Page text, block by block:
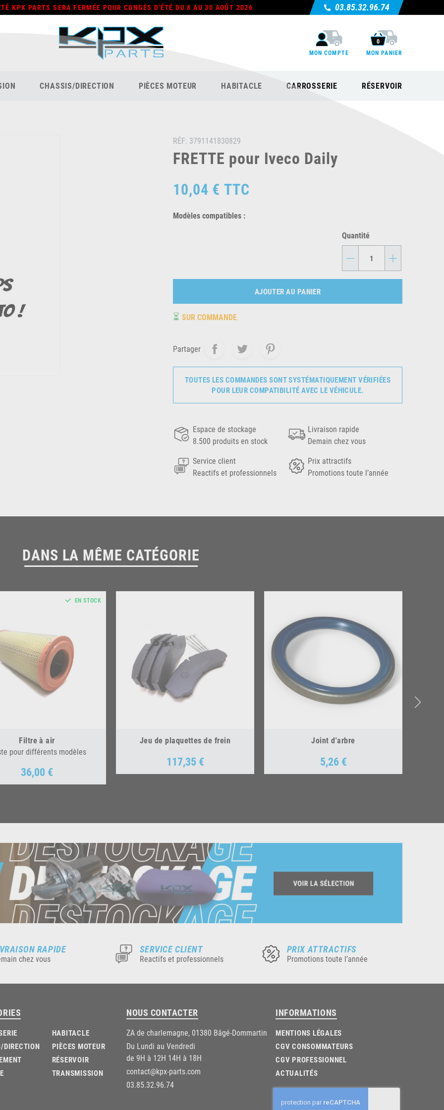
KPX PARTS SERA FERMÉE POUR CONGÉS D'ÉTÉ DU 8 AU 30 AOÛT 2026 03.85.32.96.74
MON COMPTE
0
MON PANIER
CHASSIS/DIRECTION PIÈCES MOTEUR HABITACLE CARROSSERIE RÉSERVOIR
RÉF: 3791141830829
FRETTE pour Iveco Daily
10,04 € TTC
Modèles compatibles :
Quantité
- +
AJOUTER AU PANIER
⏳ SUR COMMANDE
Partager
TOUTES LES COMMANDES SONT SYSTÉMATIQUEMENT VÉRIFIÉES
POUR LEUR COMPATIBILITÉ AVEC LE VÉHICULE.
Espace de stockage
8.500 produits en stock
Livraison rapide
Demain chez vous
Service client
Reactifs et professionnels
Prix attractifs
Promotions toute l’année
DANS LA MÊME CATÉGORIE
Filtre à air
pour différents modèles
Prix
36,00 €
EN STOCK
Jeu de plaquettes de frein
Prix
117,35 €
Joint d'arbre
Prix
5,26 €
RAPIDE
chez vous
SERVICE CLIENT
Reactifs et professionnels
PRIX ATTRACTIFS
Promotions toute l’année
DIRECTION
HABITACLE
PIÈCES MOTEUR
RÉSERVOIR
TRANSMISSION
NOUS CONTACTER
ZA de charlemagne, 01380 Bâgé-Dommartin
Du Lundi au Vendredi
de 9H à 12H 14H à 18H
contact@kpx-parts.com
03.85.32.96.74
INFORMATIONS
MENTIONS LÉGALES
CGV CONSOMMATEURS
CGV PROFESSIONNEL
ACTUALITÉS